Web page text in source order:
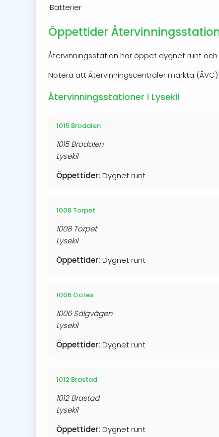
Batterier
Öppettider
Återvinningsstation har öppet dygnet runt
Notera att Återvinningscentraler märkta
Återvinningsstationer i Lysekil
1015 Brodalen
1015 Brodalen
Lysekil
Öppettider: Dygnet runt
1008 Torpet
1008 Torpet
Lysekil
Öppettider: Dygnet runt
1006 Götes
1006 Sälgvägen
Lysekil
Öppettider: Dygnet runt
1012 Brastad
1012 Brastad
Lysekil
Öppettider: Dygnet runt